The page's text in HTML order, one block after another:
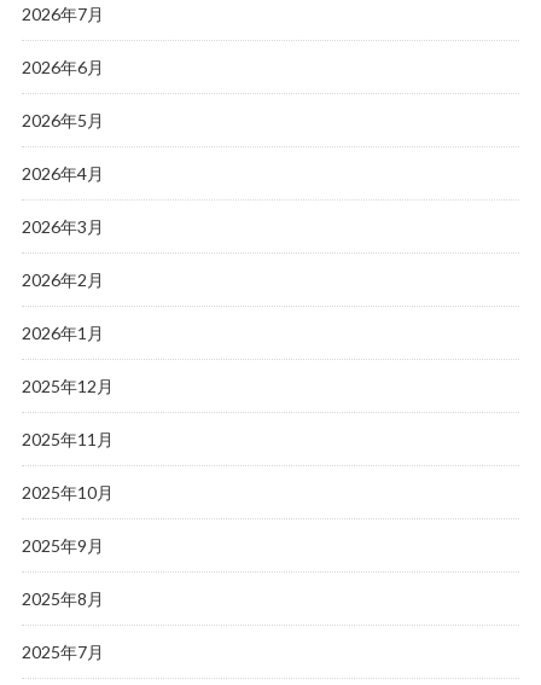
2026年7月
2026年6月
2026年5月
2026年4月
2026年3月
2026年2月
2026年1月
2025年12月
2025年11月
2025年10月
2025年9月
2025年8月
2025年7月